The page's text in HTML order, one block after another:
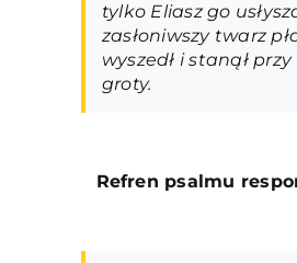
tylko Eliasz go
zasłoniwszy twarz
wyszedł i stanął
groty.
Refren psalmu